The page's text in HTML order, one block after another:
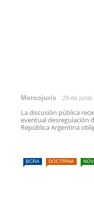
Mercojuris 28 de junio
La discusión pública
eventual desregulación
República Argentina
BCRA DOCTRINA